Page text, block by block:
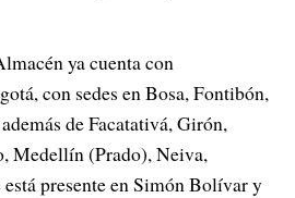
ya cuenta con
con sedes en Bosa, Fontibón,
de Facatativá, Girón,
Medellín (Prado), Neiva,
presente en Simón Bolívar y